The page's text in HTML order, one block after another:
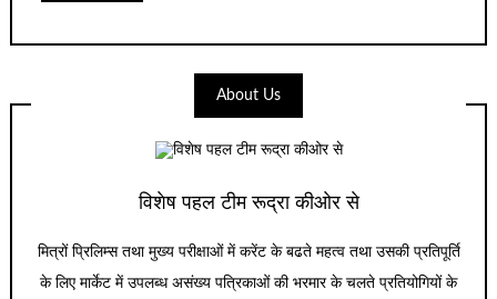
About Us
विशेष पहल टीम रूद्रा कीओर से
मित्रों प्रिलिम्स तथा मुख्य परीक्षाओं में करेंट के बढते महत्व तथा उसकी प्रतिपूर्ति
के लिए मार्केट में उपलब्ध असंख्य पत्रिकाओं की भरमार के चलते प्रतियोगियों के